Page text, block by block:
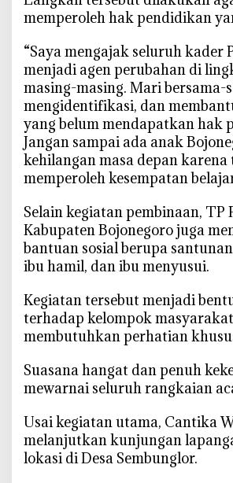
memperoleh hak pendidikan
‎“Saya mengajak seluruh kader
menjadi agen perubahan di
masing-masing. Mari bersama-
mengidentifikasi, dan
yang belum mendapatkan hak
Jangan sampai ada anak
kehilangan masa depan
memperoleh kesempatan
‎Selain kegiatan pembinaan, TP
Kabupaten Bojonegoro juga
bantuan sosial berupa
ibu hamil, dan ibu menyusui.
‎Kegiatan tersebut menjadi
terhadap kelompok
membutuhkan perhatian
‎Suasana hangat dan penuh
mewarnai seluruh rangkaian
‎Usai kegiatan utama, Cantika
melanjutkan kunjungan
lokasi di Desa Sembunglor.